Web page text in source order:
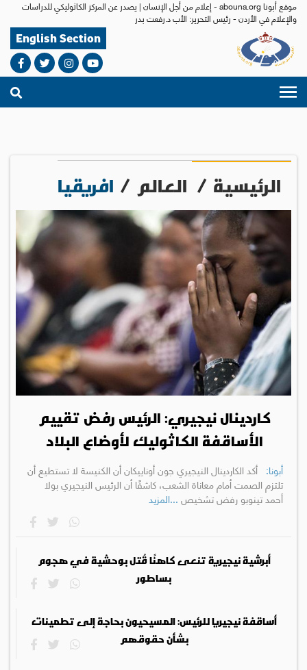
موقع أبونا abouna.org - إعلام من أجل الإنسان | يصدر عن المركز الكاثوليكي للدراسات
والإعلام في الأردن - رئيس التحرير: الأب د.رفعت بدر
English Section
الرئيسية / العالم / افريقيا
كاردينال نيجيري: الرئيس رفض تقييم
الأساقفة الكاثوليك لأوضاع البلاد
أبونا: أكد الكاردينال النيجيري جون أوناييكان أن الكنيسة لا تستطيع أن
تلتزم الصمت أمام معاناة الشعب، كاشفًا أن الرئيس النيجيري بولا
أحمد تينوبو رفض تشخيص ...المزيد
أبرشية نيجيرية تنعى كاهنًا قُتل بوحشية في هجوم
بساطور
أساقفة نيجيريا للرئيس: المسيحيون بحاجة إلى تطمينات
بشأن حقوقهم